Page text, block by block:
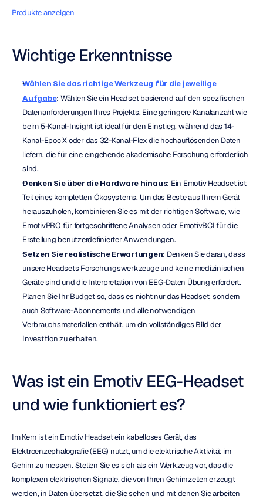
Produkte anzeigen
Wichtige Erkenntnisse
Wählen Sie das richtige Werkzeug für die jeweilige
Aufgabe: Wählen Sie ein Headset basierend auf den spezifischen
Datenanforderungen Ihres Projekts. Eine geringere Kanalanzahl wie
beim 5-Kanal-Insight ist ideal für den Einstieg, während das 14-
Kanal-Epoc X oder das 32-Kanal-Flex die hochauflösenden Daten
liefern, die für eine eingehende akademische Forschung erforderlich
sind.
Denken Sie über die Hardware hinaus: Ein Emotiv Headset ist
Teil eines kompletten Ökosystems. Um das Beste aus Ihrem Gerät
herauszuholen, kombinieren Sie es mit der richtigen Software, wie
EmotivPRO für fortgeschrittene Analysen oder EmotivBCI für die
Erstellung benutzerdefinierter Anwendungen.
Setzen Sie realistische Erwartungen: Denken Sie daran, dass
unsere Headsets Forschungswerkzeuge und keine medizinischen
Geräte sind und die Interpretation von EEG-Daten Übung erfordert.
Planen Sie Ihr Budget so, dass es nicht nur das Headset, sondern
auch Software-Abonnements und alle notwendigen
Verbrauchsmaterialien enthält, um ein vollständiges Bild der
Investition zu erhalten.
Was ist ein Emotiv EEG-Headset
und wie funktioniert es?
Im Kern ist ein Emotiv Headset ein kabelloses Gerät, das
Elektroenzephalografie (EEG) nutzt, um die elektrische Aktivität im
Gehirn zu messen. Stellen Sie es sich als ein Werkzeug vor, das die
komplexen elektrischen Signale, die von Ihren Gehirnzellen erzeugt
werden, in Daten übersetzt, die Sie sehen und mit denen Sie arbeiten